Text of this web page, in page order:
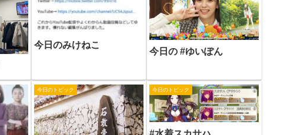
今日のみけねこ
今日の #ゆいぽん
今日のトピック 今日のトピック